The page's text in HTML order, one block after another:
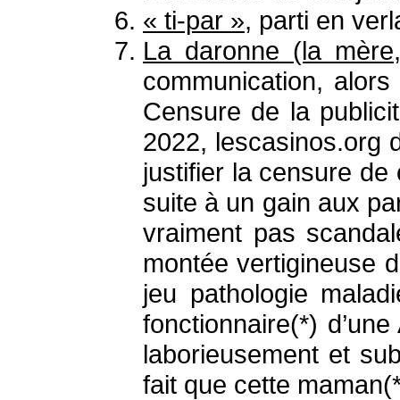
« ti-par », parti en
La daronne (la
communication,
Censure de la
2022, lescasinos.org
justifier la censure de
suite à un gain aux
vraiment pas
montée vertigineuse
jeu pathologie
fonctionnaire(*)
laborieusement et
fait que cette